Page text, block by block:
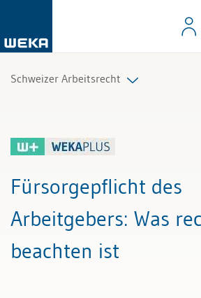
Schweizer Arbeitsrecht
Alle Fachexperten
Fürsorgepflicht des
Arbeitgebers: Was
beachten ist